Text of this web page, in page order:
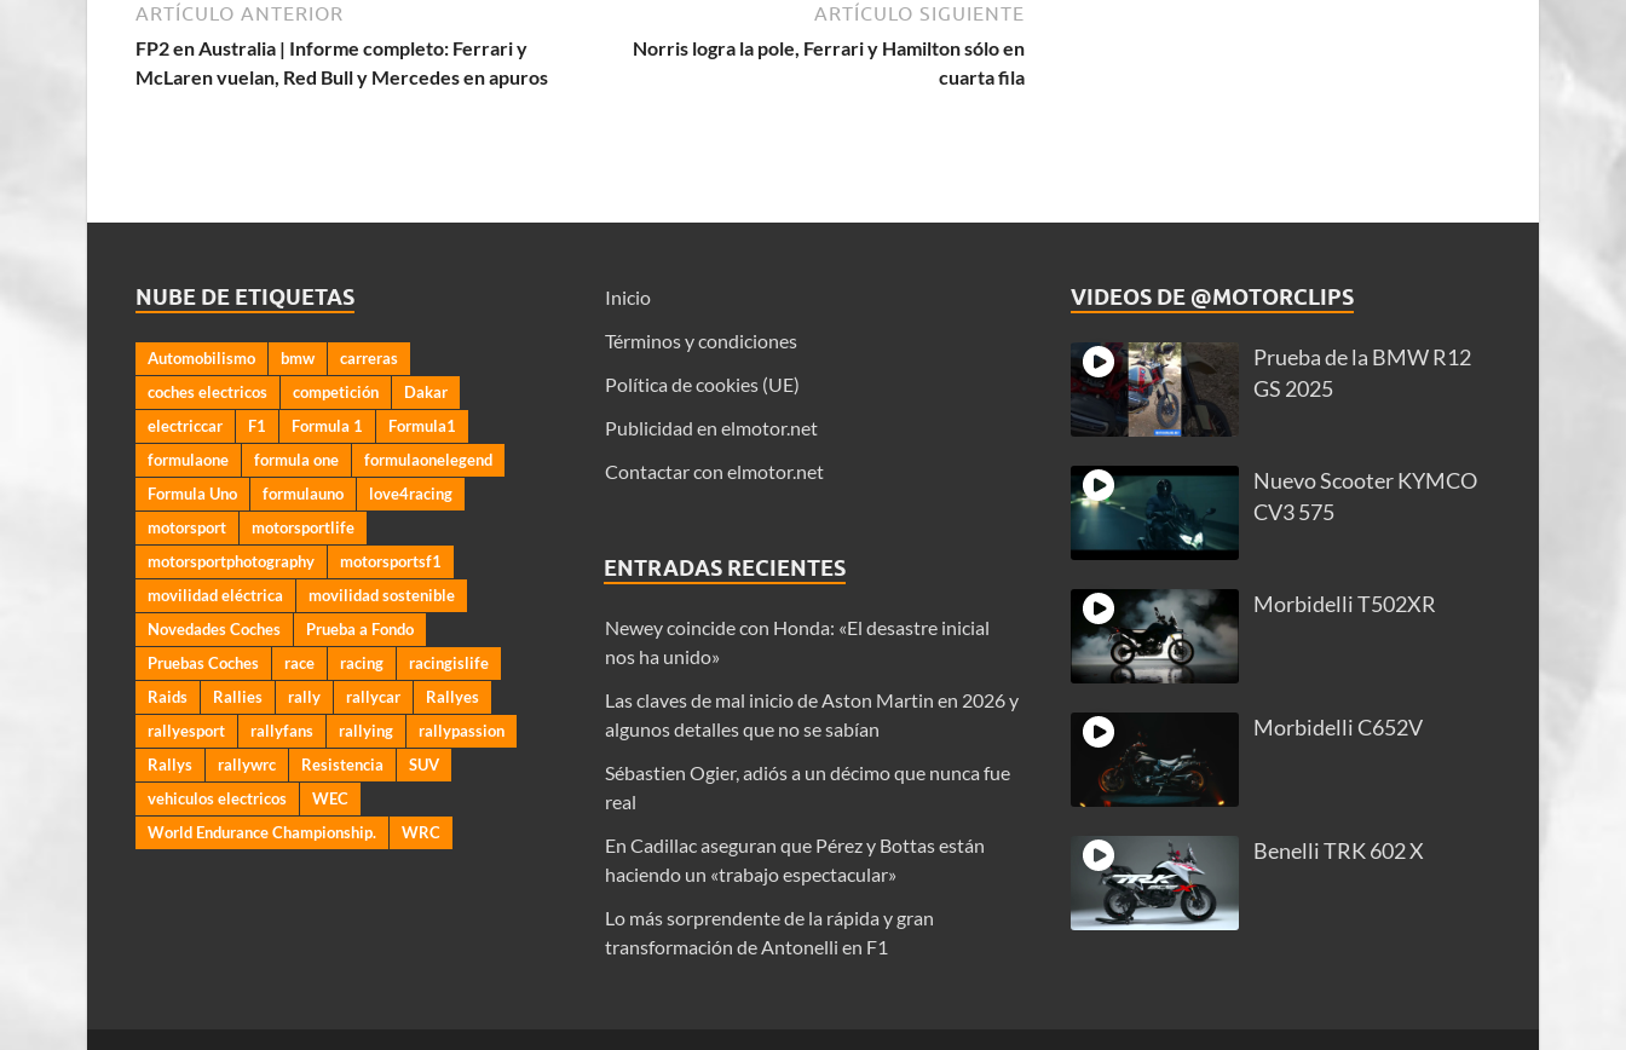
ARTÍCULO ANTERIOR
FP2 en Australia | Informe completo: Ferrari y
McLaren vuelan, Red Bull y Mercedes en apuros
ARTÍCULO SIGUIENTE
Norris logra la pole, Ferrari y Hamilton sólo en
cuarta fila
NUBE DE ETIQUETAS
Automobilismo bmw
carreras
coches electricos
competición
Dakar
electriccar
F1 Formula 1
Formula1
formulaone
formula one
formulaonelegend
Formula Uno
formulauno
love4racing
motorsport
motorsportlife
motorsportphotography
motorsportsf1
movilidad eléctrica
movilidad sostenible
Novedades Coches
Prueba a Fondo
Pruebas Coches
race racing
racingislife
Raids
Rallies rally rallycar
Rallyes
rallyesport
rallyfans rallying
rallypassion
Rallys
rallywrc Resistencia
SUV
vehiculos electricos
WEC
World Endurance Championship.
WRC
Inicio
Términos y condiciones
Política de cookies (UE)
Publicidad en elmotor.net
Contactar con elmotor.net
ENTRADAS RECIENTES
Newey coincide con Honda: «El desastre inicial
nos ha unido»
Las claves de mal inicio de Aston Martin en 2026 y
algunos detalles que no se sabían
Sébastien Ogier, adiós a un décimo que nunca fue
real
En Cadillac aseguran que Pérez y Bottas están
haciendo un «trabajo espectacular»
Lo más sorprendente de la rápida y gran
transformación de Antonelli en F1
VIDEOS DE @MOTORCLIPS
Prueba de la BMW R12
GS 2025
Nuevo Scooter KYMCO
CV3 575
Morbidelli T502XR
Morbidelli C652V
Benelli TRK 602 X